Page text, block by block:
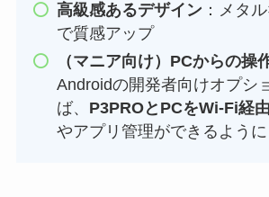
高級感あるデザイン：メタ
で質感アップ
（マニア向け）PCからの操
Androidの開発者向けオプシ
ば、 P3PROとPCをWi-Fi経
やアプリ管理ができるように